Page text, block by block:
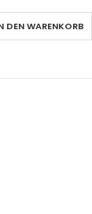
DEN WARENKORB